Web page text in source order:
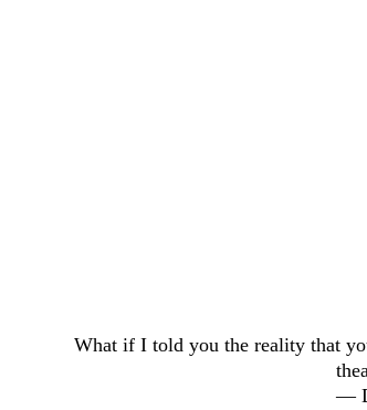
What if I told you the reality that
—